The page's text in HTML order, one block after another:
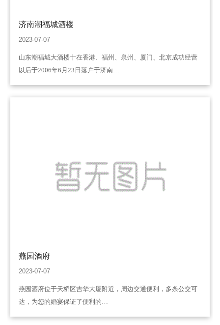
济南潮福城酒楼
2023-07-07
山东潮福城大酒楼十在香港、福州、泉州、厦门、北京成功经营
以后于2006年6月23日落户于济南…
燕园酒府
2023-07-07
燕园酒府位于天桥区吉华大厦附近，周边交通便利，多条公交可
达，为您的婚宴保证了便利的…